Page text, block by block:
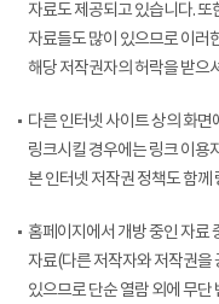
자료도 제공되고 있습니다.
자료들도 많이 있으므로 이러
해당 저작권자의 허락을 받으
다른 인터넷 사이트 상의 화
링크시킬 경우에는 링크 이용
본 인터넷 저작권 정책도 함께
홈페이지에서 개방 중인 자료
자료(다른 저작자와 저작권을
있으므로 단순 열람 외에 무단